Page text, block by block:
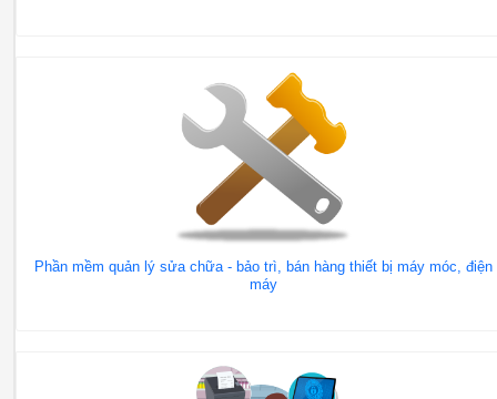
Phần mềm quản lý sửa chữa - bảo trì, bán hàng thiết bị máy móc, điện
máy